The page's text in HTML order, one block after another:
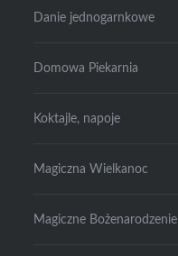
Danie jednogarnkowe
Domowa Piekarnia
Koktajle, napoje
Magiczna Wielkanoc
Magiczne Bożenarodzenie